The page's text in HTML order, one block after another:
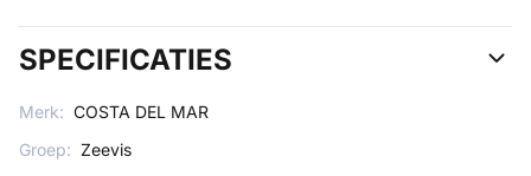
SPECIFICATIES
Merk: COSTA DEL MAR
Groep: Zeevis